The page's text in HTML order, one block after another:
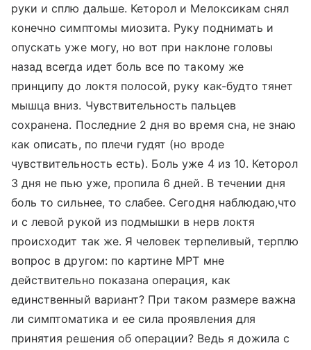
руки и сплю дальше. Кеторол и Мелоксикам снял
конечно симптомы миозита. Руку поднимать и
опускать уже могу, но вот при наклоне головы
назад всегда идет боль все по такому же
принципу до локтя полосой, руку как-будто тянет
мышца вниз. Чувствительность пальцев
сохранена. Последние 2 дня во время сна, не знаю
как описать, по плечи гудят (но вроде
чувствительность есть). Боль уже 4 из 10. Кеторол
3 дня не пью уже, пропила 6 дней. В течении дня
боль то сильнее, то слабее. Сегодня наблюдаю,что
и с левой рукой из подмышки в нерв локтя
происходит так же. Я человек терпеливый, терплю
вопрос в другом: по картине МРТ мне
действительно показана операция, как
единственный вариант? При таком размере важна
ли симптоматика и ее сила проявления для
принятия решения об операции? Ведь я дожила с